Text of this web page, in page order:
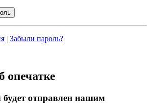
| Забыли пароль?
опечатке
будет отправлен нашим